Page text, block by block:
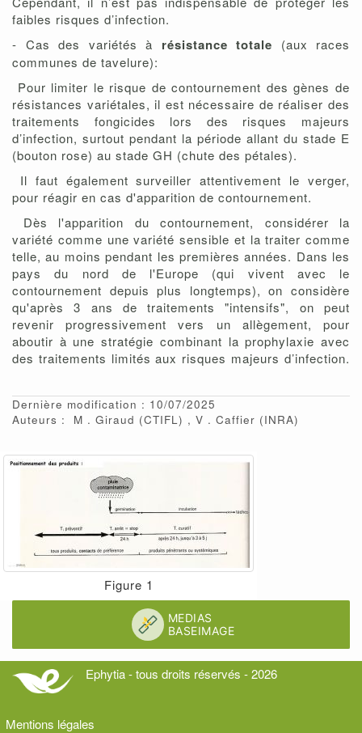
faibles risques d’infection.
- Cas des variétés à résistance totale (aux races
communes de tavelure):
Pour limiter le risque de contournement des gènes de
résistances variétales, il est nécessaire de réaliser des
traitements fongicides lors des risques majeurs
d’infection, surtout pendant la période allant du stade E
(bouton rose) au stade GH (chute des pétales).
Il faut également surveiller attentivement le verger,
pour réagir en cas d'apparition de contournement.
Dès l'apparition du contournement, considérer la
variété comme une variété sensible et la traiter comme
telle, au moins pendant les premières années. Dans les
pays du nord de l'Europe (qui vivent avec le
contournement depuis plus longtemps), on considère
qu'après 3 ans de traitements "intensifs", on peut
revenir progressivement vers un allègement, pour
aboutir à une stratégie combinant la prophylaxie avec
des traitements limités aux risques majeurs d’infection.
Dernière modification : 10/07/2025
Auteurs :
M Giraud (CTIFL) V Caffier (INRA)
Figure 1
Ephytia - tous droits réservés - 2026
Mentions légales